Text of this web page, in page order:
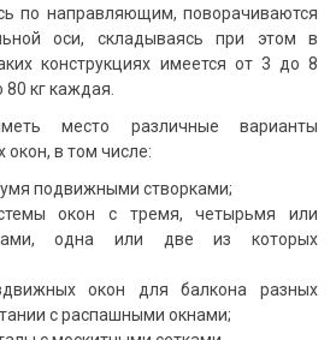
по направляющим, поворачиваются
оси, складываясь при этом в
конструкциях имеется от 3 до 8
кг каждая.
место различные варианты
в том числе:
подвижными створками;
окон с тремя, четырьмя или
одна или две из которых
окон для балкона разных
с распашными окнами;